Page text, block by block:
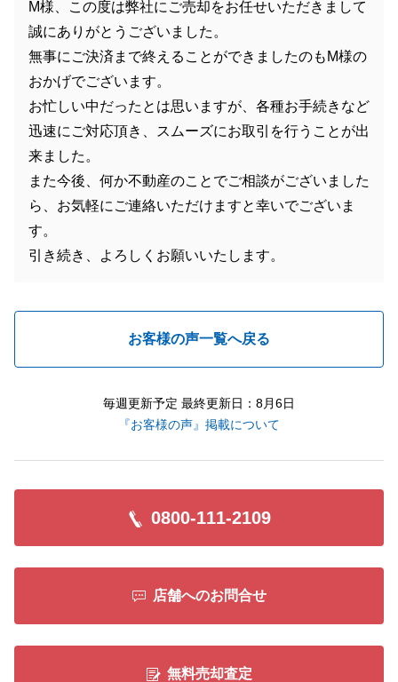
M様、この度は弊社にご売却をお任せいただきまして
誠にありがとうございました。
無事にご決済まで終えることができましたのもM様の
おかげでございます。
お忙しい中だったとは思いますが、各種お手続きなど
迅速にご対応頂き、スムーズにお取引を行うことが出
来ました。
また今後、何か不動産のことでご相談がございました
ら、お気軽にご連絡いただけますと幸いでございま
す。
引き続き、よろしくお願いいたします。
お客様の声一覧へ戻る
毎週更新予定 最終更新日：8月6日
『お客様の声』掲載について
0800-111-2109
店舗へのお問合せ
無料売却査定